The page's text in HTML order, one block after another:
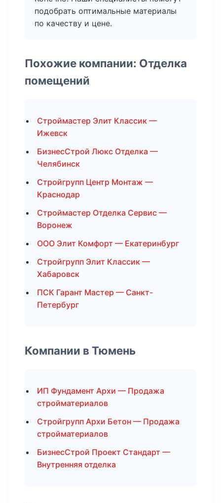
подобрать оптимальные материалы
по качеству и цене.
Похожие компании: Отделка
помещений
Строймастер Элит Классик —
Ижевск
БизнесСтрой Люкс Отделка —
Челябинск
Стройгрупп Центр Монтаж —
Краснодар
Строймастер Отделка Сервис —
Воронеж
ООО Элит Комфорт — Екатеринбург
Стройгрупп Элит Классик —
Хабаровск
ПСК Гарант Мастер — Санкт-
Петербург
Компании в Тюмень
ИП Фундамент Архи — Продажа
стройматериалов
Стройгрупп Архи Бетон — Продажа
стройматериалов
БизнесСтрой Проект Стандарт —
Внутренняя отделка